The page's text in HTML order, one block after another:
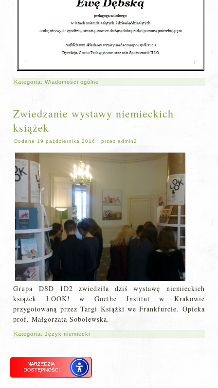
Kategoria:Wiadomości ogólne
Zwiedzanie wystawy niemieckich
książek
Dodane 19 października 2016 |przez admin2
Grupa DSD 1D2 zwiedziła dziś wystawę niemieckich
książek LOOK! w Goethe Institut w Krakowie
przygotowaną przez Targi Książki we Frankfurcie. Opieka
prof. Małgorzata Sobolewska.
Kategoria:Język niemiecki